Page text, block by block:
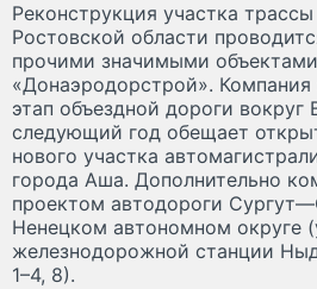
Реконструкция участка
Ростовской области
прочими значимыми
«Донаэродорстрой». Компания
этап объездной дороги вокруг
следующий год обещает
нового участка
города Аша. Дополнительно
проектом автодороги
Ненецком автономном округе
железнодорожной станции
1–4, 8).